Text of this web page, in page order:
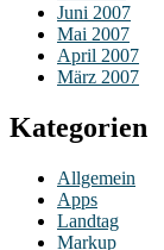
Juni 2007
Mai 2007
April 2007
März 2007
Kategorien
Allgemein
Apps
Landtag
Markup